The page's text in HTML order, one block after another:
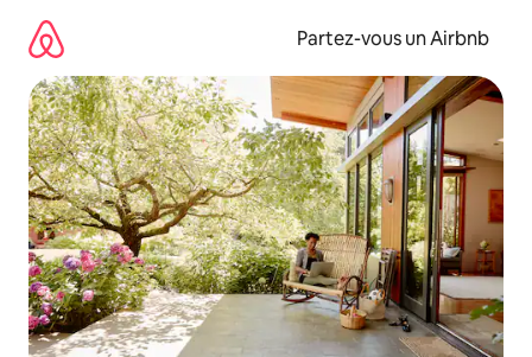
directement
contenu
Partez-vous un Airbnb